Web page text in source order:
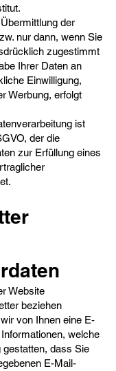
der
nur dann, wenn Sie
zugestimmt
Ihrer Daten an
Einwilligung,
Werbung, erfolgt
ist
der die
zur Erfüllung eines
Website
beziehen
von Ihnen eine E-
welche
gestatten, dass Sie
E-Mail-